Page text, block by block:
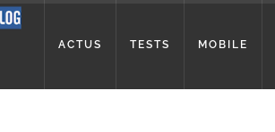
ACTUS TESTS MOBILE